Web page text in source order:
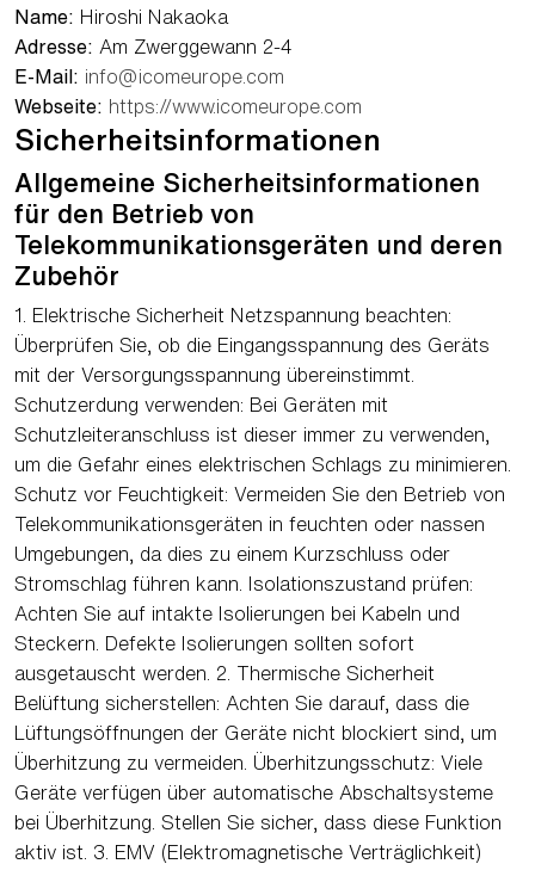
Name: Hiroshi Nakaoka
Adresse: Am Zwerggewann 2-4
E-Mail: info@icomeurope.com
Webseite: https://www.icomeurope.com
Sicherheitsinformationen
Allgemeine Sicherheitsinformationen
für den Betrieb von
Telekommunikationsgeräten und deren
Zubehör
1. Elektrische Sicherheit Netzspannung beachten:
Überprüfen Sie, ob die Eingangsspannung des Geräts
mit der Versorgungsspannung übereinstimmt.
Schutzerdung verwenden: Bei Geräten mit
Schutzleiteranschluss ist dieser immer zu verwenden,
um die Gefahr eines elektrischen Schlags zu minimieren.
Schutz vor Feuchtigkeit: Vermeiden Sie den Betrieb von
Telekommunikationsgeräten in feuchten oder nassen
Umgebungen, da dies zu einem Kurzschluss oder
Stromschlag führen kann. Isolationszustand prüfen:
Achten Sie auf intakte Isolierungen bei Kabeln und
Steckern. Defekte Isolierungen sollten sofort
ausgetauscht werden. 2. Thermische Sicherheit
Belüftung sicherstellen: Achten Sie darauf, dass die
Lüftungsöffnungen der Geräte nicht blockiert sind, um
Überhitzung zu vermeiden. Überhitzungsschutz: Viele
Geräte verfügen über automatische Abschaltsysteme
bei Überhitzung. Stellen Sie sicher, dass diese Funktion
aktiv ist. 3. EMV (Elektromagnetische Verträglichkeit)